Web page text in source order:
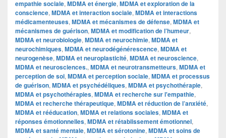
empathie sociale, MDMA et énergie, MDMA et exploration de la
conscience, MDMA et interaction sociale, MDMA et interactions
médicamenteuses, MDMA et mécanismes de défense, MDMA et
mécanismes de guérison, MDMA et modification de l’humeur,
MDMA et neurobiologie, MDMA et neurochimie, MDMA et
neurochimiques, MDMA et neurodégénérescence, MDMA et
neurogenèse, MDMA et neuroplasticité, MDMA et neuroscience,
MDMA et neurosciences., MDMA et neurotransmetteurs, MDMA et
perception de soi, MDMA et perception sociale, MDMA et processus
de guérison, MDMA et psychédéliques, MDMA et psychothérapie,
MDMA et psychothérapies, MDMA et recherche sur l'empathie,
MDMA et recherche thérapeutique, MDMA et réduction de l’anxiété,
MDMA et rééducation, MDMA et relations sociales, MDMA et
réponses émotionnelles, MDMA et rétablissement émotionnel,
MDMA et santé mentale, MDMA et sérotonine, MDMA et soins de